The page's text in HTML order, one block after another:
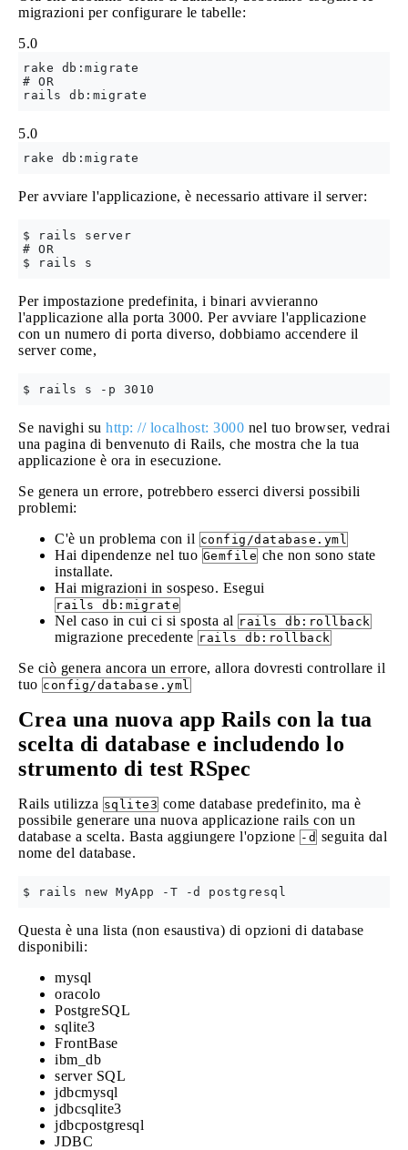
migrazioni per configurare le tabelle:
5.0
rake db:migrate
# OR
5.0
Per avviare l'applicazione, è necessario attivare il server:
$ rails server
# OR
Per impostazione predefinita, i binari avvieranno
l'applicazione alla porta 3000. Per avviare l'applicazione
con un numero di porta diverso, dobbiamo accendere il
server come,
Se navighi su http: // localhost: 3000 nel tuo browser, vedrai
una pagina di benvenuto di Rails, che mostra che la tua
applicazione è ora in esecuzione.
Se genera un errore, potrebbero esserci diversi possibili
problemi:
C'è un problema con il config/database.yml
Hai dipendenze nel tuo Gemfile che non sono state
installate.
Hai migrazioni in sospeso. Esegui
rails db:migrate
Nel caso in cui ci si sposta al rails db:rollback
migrazione precedente rails db:rollback
Se ciò genera ancora un errore, allora dovresti controllare il
tuo config/database.yml
Crea una nuova app Rails con la tua
scelta di database e includendo lo
strumento di test RSpec
Rails utilizza sqlite3 come database predefinito, ma è
possibile generare una nuova applicazione rails con un
database a scelta. Basta aggiungere l'opzione -d seguita dal
nome del database.
Questa è una lista (non esaustiva) di opzioni di database
disponibili:
mysql
oracolo
PostgreSQL
sqlite3
FrontBase
ibm_db
server SQL
jdbcmysql
jdbcsqlite3
jdbcpostgresql
JDBC